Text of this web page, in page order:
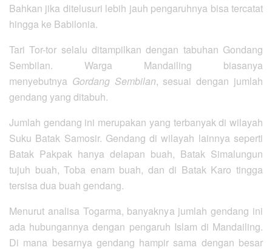
Bahkan jika ditelusuri lebih jauh pengaruhnya bisa tercatat
hingga ke Babilonia.
Tari Tor-tor selalu ditampilkan dengan tabuhan Gondang
Sembilan. Warga Mandailing biasanya
menyebutnya Gordang Sembilan, sesuai dengan jumlah
gendang yang ditabuh.
Jumlah gendang ini merupakan yang terbanyak di wilayah
Suku Batak Samosir. Gendang di wilayah lainnya seperti
Batak Pakpak hanya delapan buah, Batak Simalungun
tujuh buah, Toba enam buah, dan di Batak Karo tingga
tersisa dua buah gendang.
Menurut analisa Togarma, banyaknya jumlah gendang ini
ada hubungannya dengan pengaruh Islam di Mandailing.
Di mana besarnya gendang hampir sama dengan besar